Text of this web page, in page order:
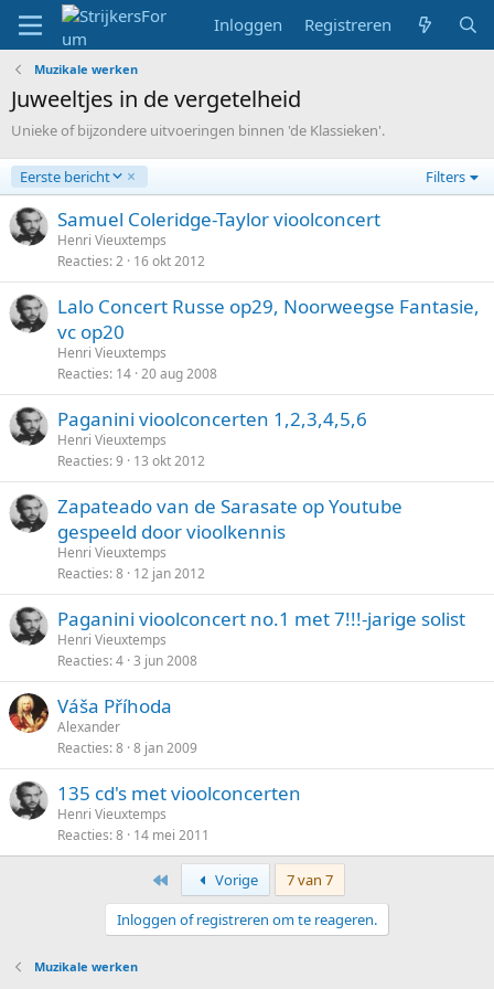
Inloggen Registreren
Muzikale werken
Juweeltjes in de vergetelheid
Unieke of bijzondere uitvoeringen binnen 'de Klassieken'.
Eerste bericht
A
f
l
o
n
d
Filters
Samuel Coleridge-Taylor vioolconcert
Henri Vieuxtemps
Reacties 2 16 okt 2012
Lalo Concert Russe op29, Noorweegse Fantasie,
vc op20
Henri Vieuxtemps
Reacties 14 20 aug 2008
Paganini vioolconcerten 1,2,3,4,5,6
Henri Vieuxtemps
Reacties 9 13 okt 2012
Zapateado van de Sarasate op Youtube
gespeeld door vioolkennis
Henri Vieuxtemps
Reacties 8 12 jan 2012
Paganini vioolconcert no.1 met 7!!!-jarige solist
Henri Vieuxtemps
Reacties 4 3 jun 2008
Váša Příhoda
Alexander
Reacties 8 8 jan 2009
135 cd's met vioolconcerten
Henri Vieuxtemps
Reacties 8 14 mei 2011
Eerste Vorige
7 van 7
Inloggen of registreren om te reageren.
Muzikale werken